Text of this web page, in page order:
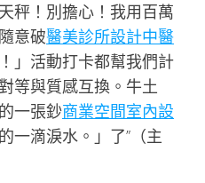
秤！別擔心！我用百萬
意破醫美診所設計中醫
」活動打卡都幫我們計
等與質感互換。牛土
一張鈔商業空間室內設
一滴淚水。」了”（主